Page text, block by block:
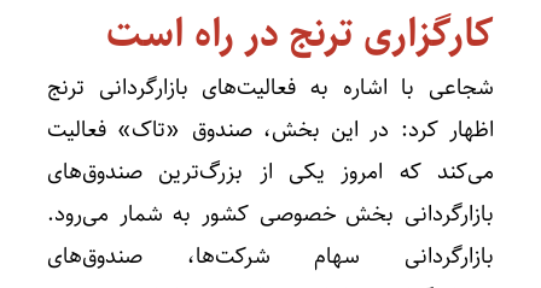
کارگزاری ترنج در راه است
شجاعی با اشاره به فعالیت‌های بازارگردانی ترنج
اظهار کرد: در این بخش، صندوق «تاک» فعالیت
می‌کند که امروز یکی از بزرگ‌ترین صندوق‌های
بازارگردانی بخش خصوصی کشور به شمار می‌رود.
بازارگردانی سهام شرکت‌ها، صندوق‌های